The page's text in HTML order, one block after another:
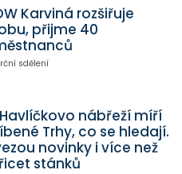
Karviná rozšiřuje
přijme 40
sdělení
nábřeží míří
Trhy, co se hledají.
novinky i více než
stánků